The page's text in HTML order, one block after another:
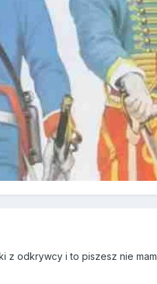
z odkrywcy i to piszesz nie